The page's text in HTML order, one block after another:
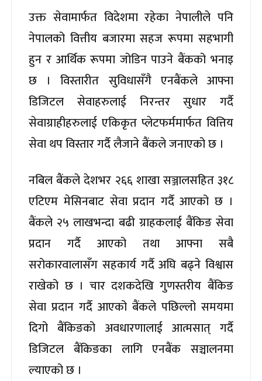
उक्त सेवामार्फत विदेशमा रहेका नेपालीले पनि
नेपालको वित्तीय बजारमा सहज रूपमा सहभागी
हुन र आर्थिक रूपमा जोडिन पाउने बैंकको भनाइ
छ । विस्तारीत सुविधासँगै एनबैंकले आफ्ना
डिजिटल सेवाहरुलाई निरन्तर सुधार गर्दै
सेवाग्राहीहरुलाई एकिकृत प्लेटफर्ममार्फत वित्तिय
सेवा थप विस्तार गर्दै लैजाने बैंकले जनाएको छ ।
नबिल बैंकले देशभर २६६ शाखा सञ्जालसहित ३१८
एटिएम मेसिनबाट सेवा प्रदान गर्दै आएको छ ।
बैंकले २५ लाखभन्दा बढी ग्राहकलाई बैंकिङ सेवा
प्रदान गर्दै आएको तथा आफ्ना सबै
सरोकारवालासँग सहकार्य गर्दै अघि बढ्ने विश्वास
राखेको छ । चार दशकदेखि गुणस्तरीय बैंकिङ
सेवा प्रदान गर्दै आएको बैंकले पछिल्लो समयमा
दिगो बैंकिङको अवधारणालाई आत्मसात् गर्दै
डिजिटल बैंकिङका लागि एनबैंक सञ्चालनमा
ल्याएको छ ।